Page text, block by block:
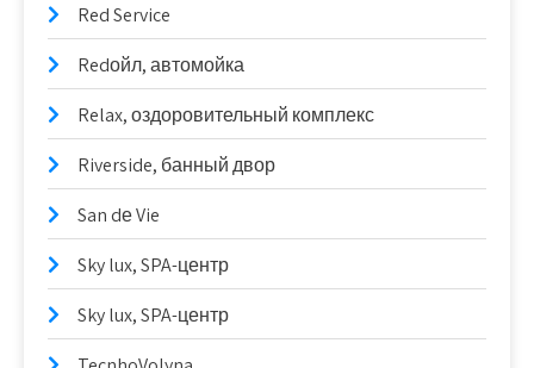
Red Service
Redойл, автомойка
Relax, оздоровительный комплекс
Riverside, банный двор
San dе Vie
Sky lux, SPA-центр
Sky lux, SPA-центр